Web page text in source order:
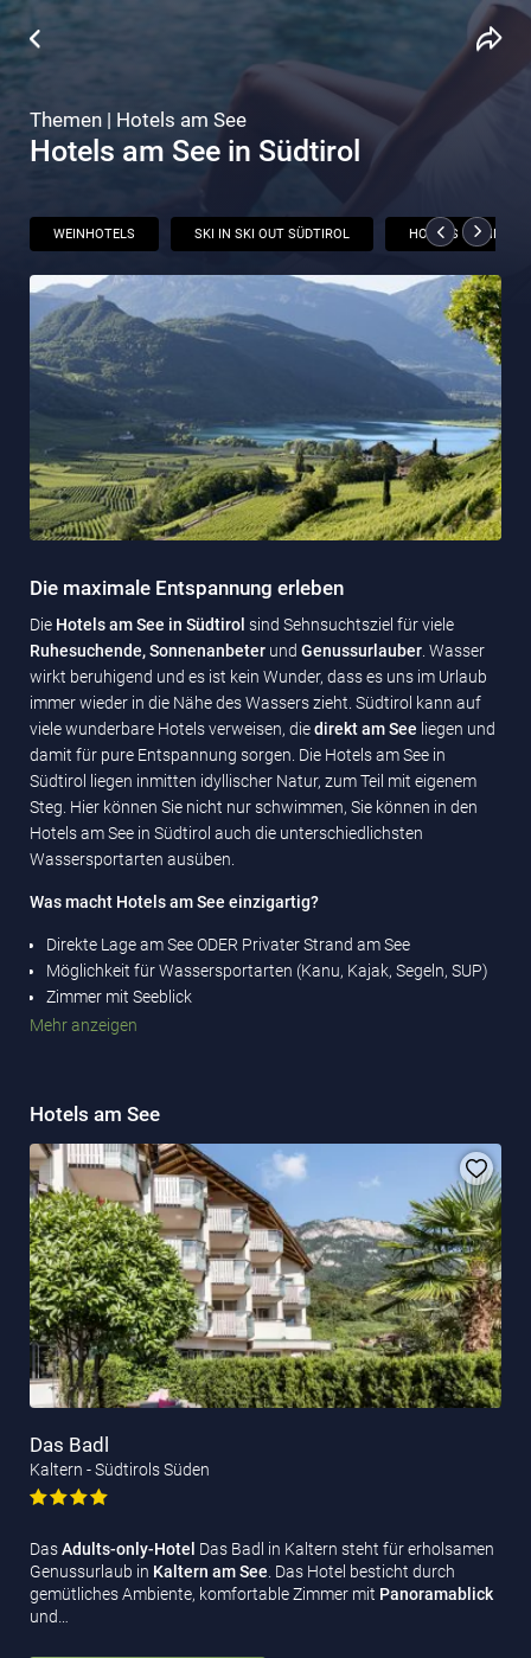
Themen | Hotels am See
Hotels am See in Südtirol
WEINHOTELS SKI IN SKI OUT SÜDTIROL HOTELS MIT
Die maximale Entspannung erleben
Die Hotels am See in Südtirol sind Sehnsuchtsziel für viele
Ruhesuchende, Sonnenanbeter und Genussurlauber . Wasser
wirkt beruhigend und es ist kein Wunder, dass es uns im Urlaub
immer wieder in die Nähe des Wassers zieht. Südtirol kann auf
viele wunderbare Hotels verweisen, diedirekt am See liegen und
damit für pure Entspannung sorgen. Die Hotels am See in
Südtirol liegen inmitten idyllischer Natur, zum Teil mit eigenem
Steg. Hier können Sie nicht nur schwimmen, Sie können in den
Hotels am See in Südtirol auch die unterschiedlichsten
Wassersportarten ausüben.
Was macht Hotels am See einzigartig?
Direkte Lage am See ODER Privater Strand am See
Möglichkeit für Wassersportarten (Kanu, Kajak, Segeln, SUP)
Zimmer mit Seeblick
Boots- oder Schiffsverleih-Service
Mehr anzeigen
Hotels am See
Das Badl
Kaltern - Südtirols Süden
DasAdults-only-Hotel Das Badl in Kaltern steht für erholsamen
Genussurlaub in Kaltern am See . Das Hotel besticht durch
gemütliches Ambiente, komfortable Zimmer mit Panoramablick
und…